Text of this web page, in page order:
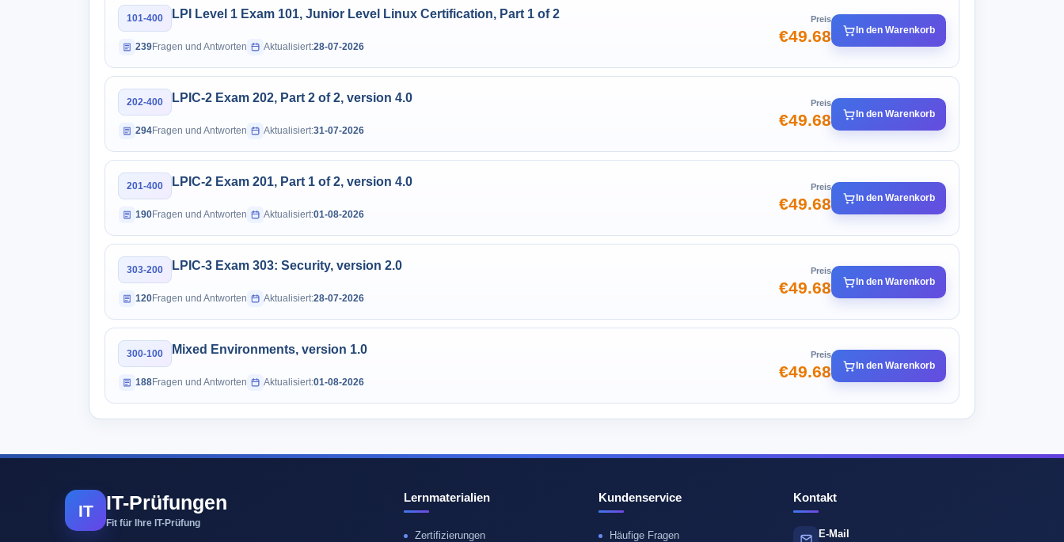
101-400 LPI Level 1 Exam 101, Junior Level Linux Certification, Part 1 of 2
239Fragen und Antworten Aktualisiert:28-07-2026
Preis
€49.68 In den Warenkorb
202-400 LPIC-2 Exam 202, Part 2 of 2, version 4.0
294Fragen und Antworten Aktualisiert:31-07-2026
Preis
€49.68 In den Warenkorb
201-400 LPIC-2 Exam 201, Part 1 of 2, version 4.0
190Fragen und Antworten Aktualisiert:01-08-2026
Preis
€49.68 In den Warenkorb
303-200 LPIC-3 Exam 303: Security, version 2.0
120Fragen und Antworten Aktualisiert:28-07-2026
Preis
€49.68 In den Warenkorb
300-100 Mixed Environments, version 1.0
188Fragen und Antworten Aktualisiert:01-08-2026
Preis
€49.68 In den Warenkorb
IT IT-Prüfungen
Fit für Ihre IT-Prüfung
Lernmaterialien
Zertifizierungen
Kundenservice
Häufige Fragen
Kontakt
E-Mail